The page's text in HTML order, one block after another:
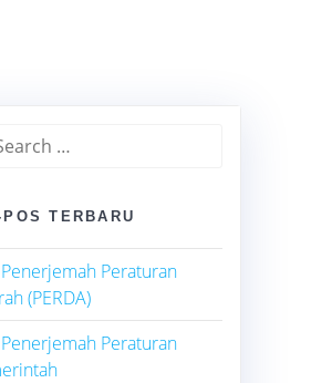
POS TERBARU
Penerjemah Peraturan
(PERDA)
Penerjemah Peraturan